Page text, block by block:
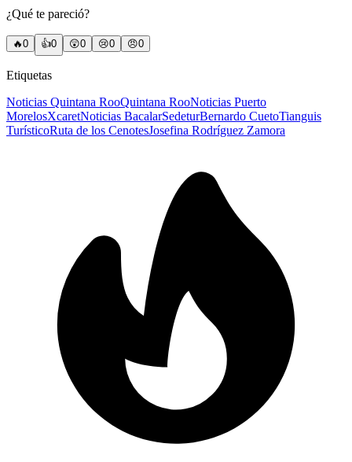
¿Qué te pareció?
🔥0 👍0 😲0 😢0 😠0
Etiquetas
Noticias Quintana RooQuintana RooNoticias Puerto
MorelosXcaretNoticias BacalarSedeturBernardo CuetoTianguis
TurísticoRuta de los CenotesJosefina Rodríguez Zamora